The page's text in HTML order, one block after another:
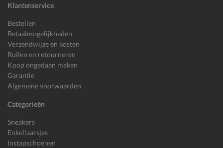
Klantenservice
Bestellen
Betaalmogelijkheden
Verzendwijze en kosten
Ruilen en retourneren
Koop ongedaan maken
Garantie
Algemene voorwaarden
Categorieën
Sneakers
Enkellaarsjes
Instapschoenen